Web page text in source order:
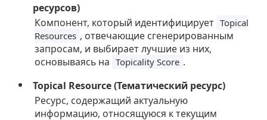
ресурсов)
Компонент, который идентифицирует Topical
Resources , отвечающие сгенерированным
запросам, и выбирает лучшие из них,
основываясь на Topicality Score .
Topical Resource (Тематический ресурс)
Ресурс, содержащий актуальную
информацию, относящуюся к текущим